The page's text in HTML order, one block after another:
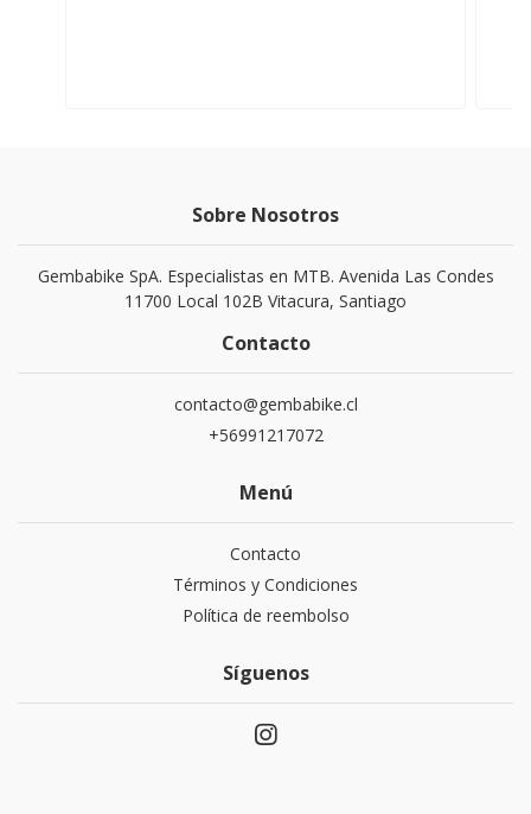
Sobre Nosotros
Gembabike SpA. Especialistas en MTB. Avenida Las Condes
11700 Local 102B Vitacura, Santiago
Contacto
contacto@gembabike.cl
+56991217072
Menú
Contacto
Términos y Condiciones
Política de reembolso
Síguenos